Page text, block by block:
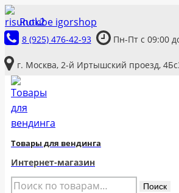
Перейти
к
содержимому
Rutube igorshop
8 (925) 476-42-93 Пн-Пт с 09:00
г. Москва, 2-й Иртышский проезд,
Товары для вендинга
Интернет-магазин
Искать: Поиск